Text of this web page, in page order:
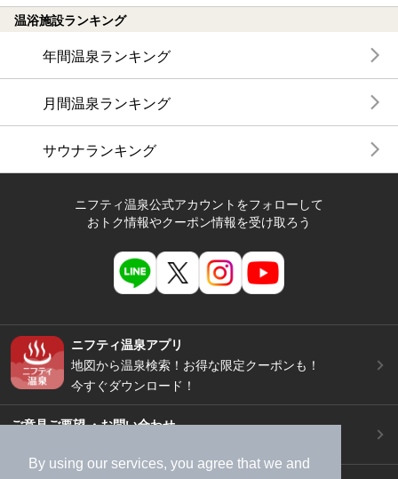
By using our services, you agree that we and
温浴施設ランキング
年間温泉ランキング
月間温泉ランキング
サウナランキング
ニフティ温泉公式アカウントをフォローして
おトク情報やクーポン情報を受け取ろう
ニフティ温泉アプリ
地図から温泉検索！お得な限定クーポンも！
今すぐダウンロード！
ご意見ご要望 ・お問い合わせ